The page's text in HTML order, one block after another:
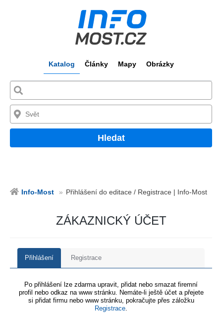
Katalog Články Mapy Obrázky
Hledat
Info-Most Přihlášení do editace / Registrace | Info-Most
ZÁKAZNICKÝ ÚČET
Přihlášení Registrace
Po přihlášení lze zdarma upravit, přidat nebo smazat firemní
profil nebo odkaz na www stránku. Nemáte-li ještě účet a přejete
si přidat firmu nebo www stránku, pokračujte přes záložku
Registrace.